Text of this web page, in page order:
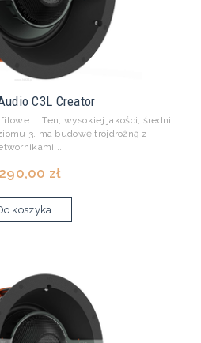
C3L Creator
Ten, wysokiej jakości, średni
3. ma budowę trójdrożną z
...
zł
koszyka